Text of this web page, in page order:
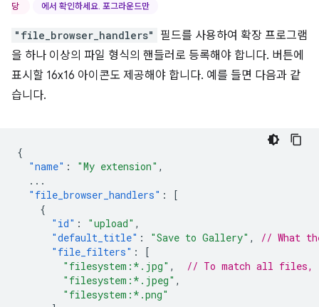
당
에서 확인하세요. 포그라운드만
"file_browser_handlers"
필드를 사용하여 확장 프로그램
을 하나 이상의 파일 형식의 핸들러로 등록해야 합니다. 버튼에
표시할 16x16 아이콘도 제공해야 합니다. 예를 들면 다음과 같
습니다.
{
"name" : "My extension" ,
...
"file_browser_handlers" :
[
{
"id" : "upload" ,
"default_title" : "Save to Gallery" ,
// What
"file_filters" :
[
"filesystem:*.jpg" ,
// To match all files,
"filesystem:*.jpeg" ,
"filesystem:*.png"